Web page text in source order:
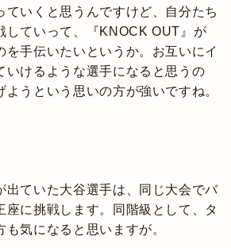
ていくと思うんですけど、自分たち
していって、『KNOCK OUT』が
を手伝いたいというか。お互いにイ
いけるような選手になると思うの
ようという思いの方が強いですね。
出ていた大谷選手は、同じ大会でバ
座に挑戦します。同階級として、タ
気になると思いますが。